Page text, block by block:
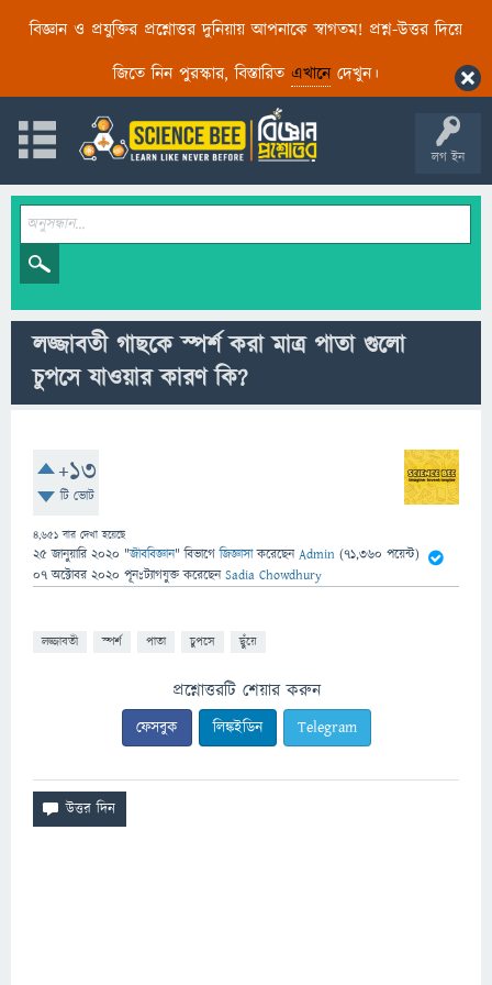
বিজ্ঞান ও প্রযুক্তির প্রশ্নোত্তর দুনিয়ায় আপনাকে স্বাগতম! প্রশ্ন-উত্তর দিয়ে
জিতে নিন পুরস্কার, বিস্তারিত এখানেদেখুন।
লগ ইন
লজ্জাবতী গাছকে স্পর্শ করা মাত্র পাতা গুলো
চুপসে যাওয়ার কারণ কি?
+13
টি ভোট
4,651 বার দেখা হয়েছে
25 জানুয়ারি 2020 "জীববিজ্ঞান" বিভাগে জিজ্ঞাসাকরেছেনAdmin (71,360 পয়েন্ট)
07 অক্টোবর 2020 পূনঃট্যাগযুক্ত করেছেনSadia Chowdhury
লজ্জাবতী স্পর্শ পাতা চুপসে ছুঁয়ে
প্রশ্নোত্তরটি শেয়ার করুন
ফেসবুক লিঙ্কইডিন Telegram